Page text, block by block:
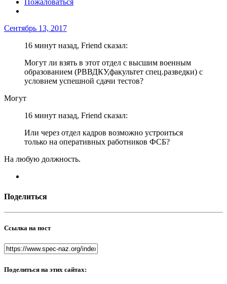
Пожаловаться
Сентябрь 13, 2017
16 минут назад, Friend сказал:
Могут ли взять в этот отдел с высшим военным
образованием (РВВДКУ,факультет спец.разведки) с
условием успешной сдачи тестов?
Могут
16 минут назад, Friend сказал:
Или через отдел кадров возможно устроиться
только на оперативных работников ФСБ?
На любую должность.
Поделиться
Ссылка на пост
Поделиться на этих сайтах: